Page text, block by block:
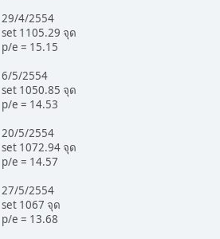
29/4/2554
set 1105.29 จุด
p/e = 15.15
6/5/2554
set 1050.85 จุด
p/e = 14.53
20/5/2554
set 1072.94 จุด
p/e = 14.57
27/5/2554
set 1067 จุด
p/e = 13.68